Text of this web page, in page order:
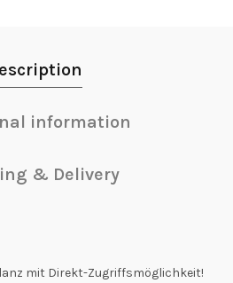
information
& Delivery
mit Direkt-Zugriffsmöglichkeit!